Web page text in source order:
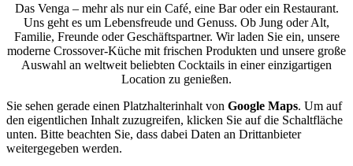
Das Venga – mehr als nur ein Café, eine Bar oder ein Restaurant.
Uns geht es um Lebensfreude und Genuss. Ob Jung oder Alt,
Familie, Freunde oder Geschäftspartner. Wir laden Sie ein, unsere
moderne Crossover-Küche mit frischen Produkten und unsere große
Auswahl an weltweit beliebten Cocktails in einer einzigartigen
Location zu genießen.
Sie sehen gerade einen Platzhalterinhalt von Google Maps. Um auf
den eigentlichen Inhalt zuzugreifen, klicken Sie auf die Schaltfläche
unten. Bitte beachten Sie, dass dabei Daten an Drittanbieter
weitergegeben werden.